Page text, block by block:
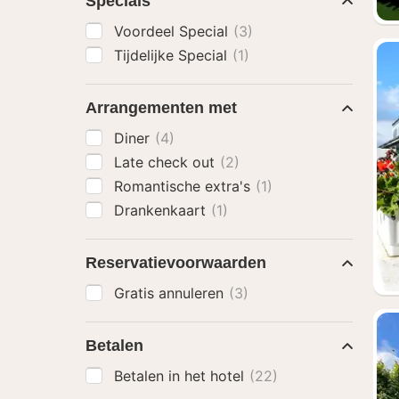
Voordeel Special (3)
Tijdelijke Special (1)
Arrangementen met
Diner (4)
Late check out (2)
Romantische extra's (1)
Drankenkaart (1)
Reservatievoorwaarden
Gratis annuleren (3)
Betalen
Betalen in het hotel (22)